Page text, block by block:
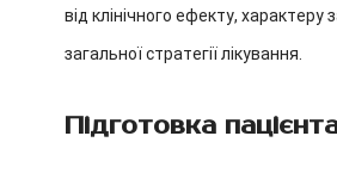
від клінічного ефекту,
загальної стратегії лікування.
Підготовка